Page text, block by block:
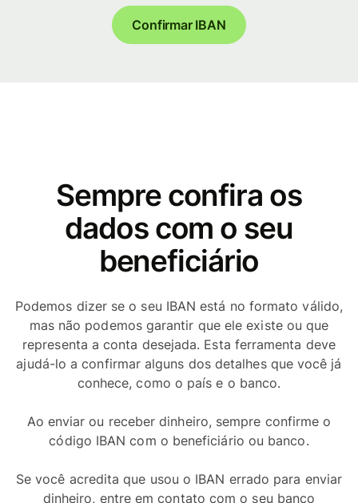
Confirmar IBAN
Sempre confira os
dados com o seu
beneficiário
Podemos dizer se o seu IBAN está no formato válido,
mas não podemos garantir que ele existe ou que
representa a conta desejada. Esta ferramenta deve
ajudá-lo a confirmar alguns dos detalhes que você já
conhece, como o país e o banco.
Ao enviar ou receber dinheiro, sempre confirme o
código IBAN com o beneficiário ou banco.
Se você acredita que usou o IBAN errado para enviar
dinheiro, entre em contato com o seu banco